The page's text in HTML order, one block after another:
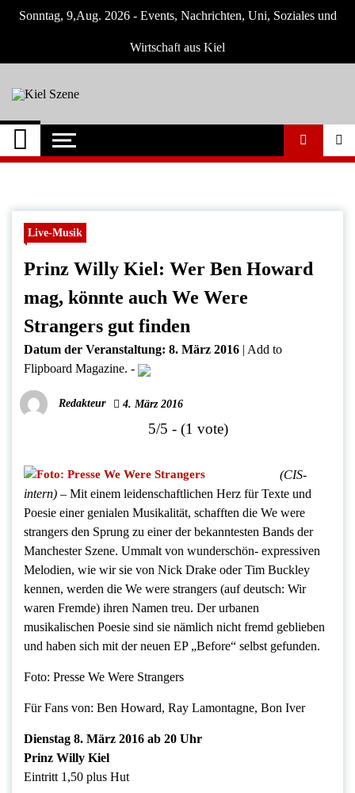
Skip
Sonntag, 9,Aug. 2026 - Events, Nachrichten, Uni, Soziales und
Wirtschaft aus Kiel
Kiel Szene
Neuigkeiten und Nachrichten aus Kiel und
Umgebung
Live-Musik
Prinz Willy Kiel: Wer Ben Howard
mag, könnte auch We Were
Strangers gut finden
Datum der Veranstaltung: 8. März 2016 | Add to
Flipboard Magazine. -
Redakteur 4. März 2016
5/5 - (1 vote)
(CIS-
intern) – Mit einem leidenschaftlichen Herz für Texte und
Poesie einer genialen Musikalität, schafften die We were
strangers den Sprung zu einer der bekanntesten Bands der
Manchester Szene. Ummalt von wunderschön- expressiven
Melodien, wie wir sie von Nick Drake oder Tim Buckley
kennen, werden die We were strangers (auf deutsch: Wir
waren Fremde) ihren Namen treu. Der urbanen
musikalischen Poesie sind sie nämlich nicht fremd geblieben
und haben sich mit der neuen EP „Before“ selbst gefunden.
Foto: Presse We Were Strangers
Für Fans von: Ben Howard, Ray Lamontagne, Bon Iver
Dienstag 8. März 2016 ab 20 Uhr
Prinz Willy Kiel
Eintritt 1,50 plus Hut